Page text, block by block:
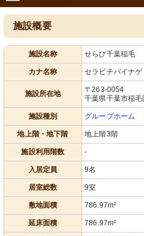
施設概要
施設名称 せらび千葉稲毛
カナ名称 セラビチバイナゲ
施設所在地
〒263-0054
千葉県千葉市稲
施設種別 グループホーム
地上階・地下階 地上階3階
施設利用階数 -
入居定員 9名
居室総数 9室
敷地面積 786.97m²
延床面積 786.97m²